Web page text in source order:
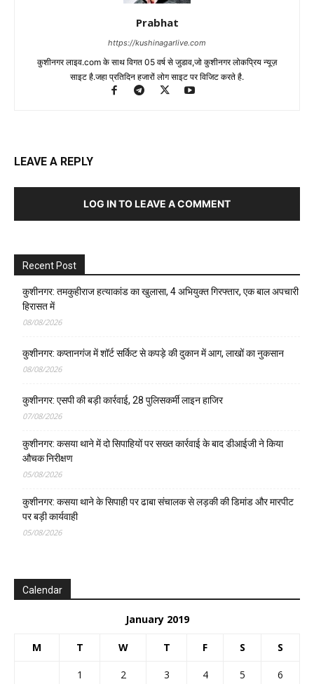
Prabhat
https://kushinagarlive.com
कुशीनगर लाइव.com के साथ विगत 05 वर्ष से जुडाव,जो कुशीनगर लोकप्रिय न्यूज़
साइट है.जहा प्रतिदिन हजारों लोग साइट पर विजिट करते है.
LEAVE A REPLY
LOG IN TO LEAVE A COMMENT
Recent Post
कुशीनगर: तमकुहीराज हत्याकांड का खुलासा, 4 अभियुक्त गिरफ्तार, एक बाल अपचारी
हिरासत में
08/08/2026
कुशीनगर: कप्तानगंज में शॉर्ट सर्किट से कपड़े की दुकान में आग, लाखों का नुकसान
08/08/2026
कुशीनगर: एसपी की बड़ी कार्रवाई, 28 पुलिसकर्मी लाइन हाजिर
07/08/2026
कुशीनगर: कसया थाने में दो सिपाहियों पर सख्त कार्रवाई के बाद डीआईजी ने किया
औचक निरीक्षण
05/08/2026
कुशीनगर: कसया थाने के सिपाही पर ढाबा संचालक से लड़की की डिमांड और मारपीट
पर बड़ी कार्यवाही
05/08/2026
Calendar
January 2019
M T W T F S S
1 2 3 4 5
6